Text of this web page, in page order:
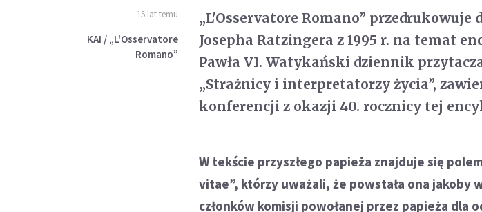
15 lat temu
KAI / „L'Osservatore
Romano”
„L'Osservatore Romano” przedrukowuje
Josepha Ratzingera z 1995 r. na temat
Pawła VI. Watykański dziennik
„Strażnicy i interpretatorzy życia”,
konferencji z okazji 40. rocznicy tej
W tekście przyszłego papieża znajduje się
vitae”, którzy uważali, że powstała ona jakoby
członków komisji powołanej przez papieża dla